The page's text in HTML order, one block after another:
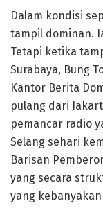
Dalam kondisi
tampil dominan.
Tetapi ketika
Surabaya, Bung
Kantor Berita
pulang dari
pemancar radio
Selang sehari
Barisan
yang secara
yang